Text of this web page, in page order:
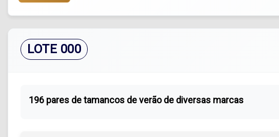
LOTE 000
196 pares de tamancos de verão de diversas marcas